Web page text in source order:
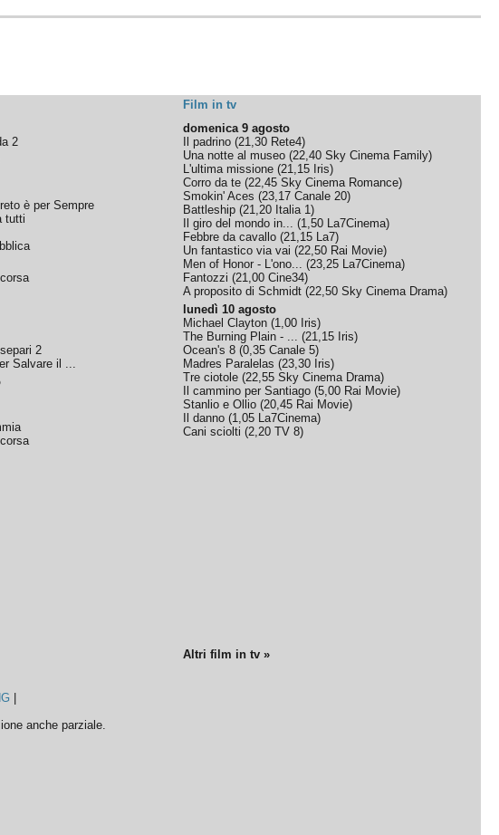
Film in tv
2
è per Sempre
tutti
2
Salvare il ...
domenica 9 agosto
Il padrino (21,30 Rete4)
Una notte al museo (22,40 Sky Cinema Family)
L'ultima missione (21,15 Iris)
Corro da te (22,45 Sky Cinema Romance)
Smokin' Aces (23,17 Canale 20)
Battleship (21,20 Italia 1)
Il giro del mondo in... (1,50 La7Cinema)
Febbre da cavallo (21,15 La7)
Un fantastico via vai (22,50 Rai Movie)
Men of Honor - L'ono... (23,25 La7Cinema)
Fantozzi (21,00 Cine34)
A proposito di Schmidt (22,50 Sky Cinema Drama)
lunedì 10 agosto
Michael Clayton (1,00 Iris)
The Burning Plain - ... (21,15 Iris)
Ocean's 8 (0,35 Canale 5)
Madres Paralelas (23,30 Iris)
Tre ciotole (22,55 Sky Cinema Drama)
Il cammino per Santiago (5,00 Rai Movie)
Stanlio e Ollio (20,45 Rai Movie)
Il danno (1,05 La7Cinema)
Cani sciolti (2,20 TV 8)
Altri film in tv »
anche parziale.